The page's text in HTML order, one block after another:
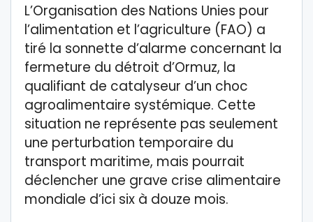
L’Organisation des Nations Unies pour
l’alimentation et l’agriculture (FAO) a
tiré la sonnette d’alarme concernant la
fermeture du détroit d’Ormuz, la
qualifiant de catalyseur d’un choc
agroalimentaire systémique. Cette
situation ne représente pas seulement
une perturbation temporaire du
transport maritime, mais pourrait
déclencher une grave crise alimentaire
mondiale d’ici six à douze mois.